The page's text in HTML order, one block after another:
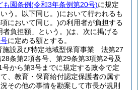
も園条例(令和3年条例第20号)に規定
う。以下同じ。)において行われるも
において同じ。)の利用者が負担する
者負担額」という。)は、次に掲げる
に定める額とする。
施設及び特定地域型保育事業 法第27
条第2項各号、第29条第3項第2号及
から第3号までに規定する政令で定
、教育・保育給付認定保護者の属す
その他の事情を勘案して市長が規則